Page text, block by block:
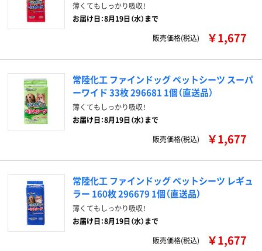
薄くてもしっかり吸収！
お届け日：8月19日（水）まで
販売価格(税込)
￥1,677
常陸化工 ファインドッグ ペットシーツ スーパ
ーワイド 33枚 296681 1個（直送品）
薄くてもしっかり吸収！
お届け日：8月19日（水）まで
販売価格(税込)
￥1,677
常陸化工 ファインドッグ ペットシーツ レギュ
ラー 160枚 296679 1個（直送品）
薄くてもしっかり吸収！
お届け日：8月19日（水）まで
販売価格(税込)
￥1,677